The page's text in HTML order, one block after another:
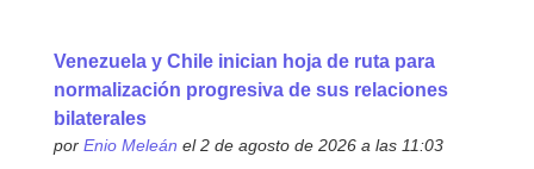
Venezuela y Chile inician hoja de ruta para
normalización progresiva de sus relaciones
bilaterales
por Enio Meleán el 2 de agosto de 2026 a las 11:03